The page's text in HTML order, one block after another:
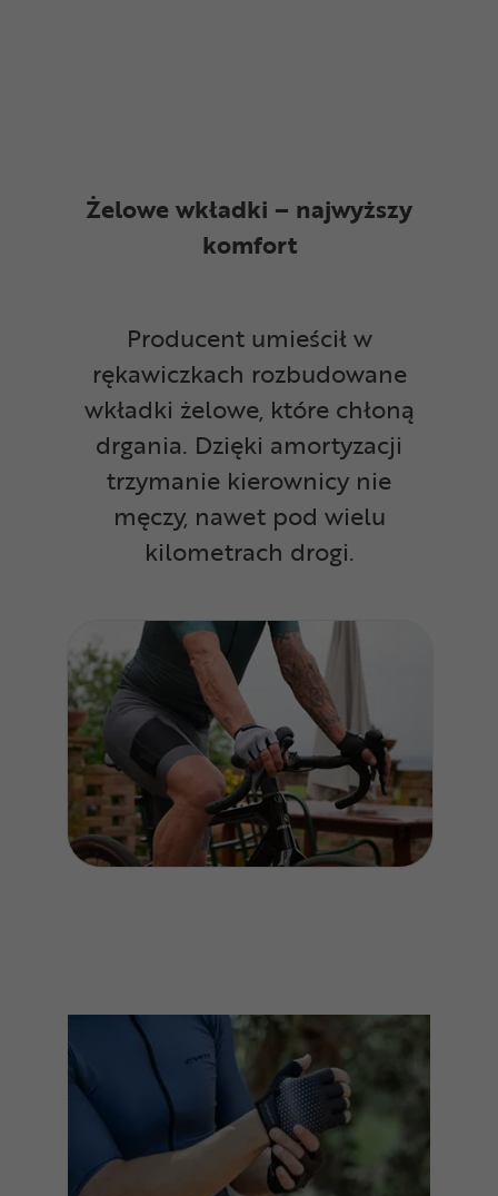
Żelowe wkładki – najwyższy
komfort
Producent umieścił w
rękawiczkach rozbudowane
wkładki żelowe, które chłoną
drgania. Dzięki amortyzacji
trzymanie kierownicy nie
męczy, nawet pod wielu
kilometrach drogi.